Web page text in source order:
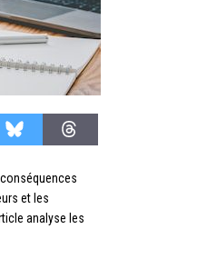
et les
analyse les